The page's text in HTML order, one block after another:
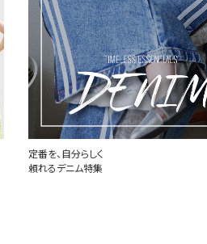
世界中で愛されるハートロゴ
PLAY COMME des GARCONS